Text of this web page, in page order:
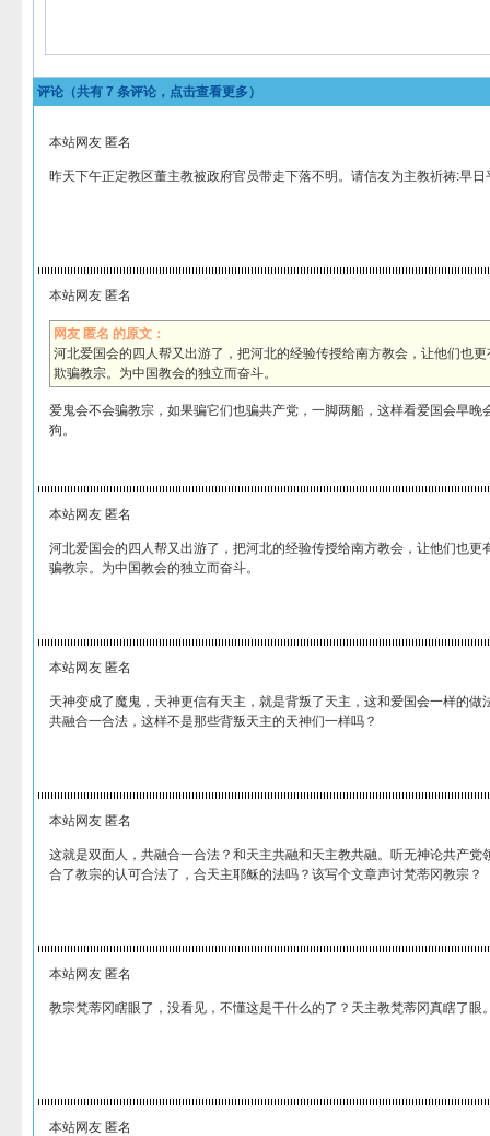
评论（共有 7 条评论，点击查看更多）
本站网友 匿名
昨天下午正定教区董主教被政府官员带走下落不明。请信友为主教祈祷:早日
本站网友 匿名
网友 匿名 的原文：
河北爱国会的四人帮又出游了，把河北的经验传授给南方教会，让他们也
欺骗教宗。为中国教会的独立而奋斗。
爱鬼会不会骗教宗，如果骗它们也骗共产党，一脚两船，这样看爱国会早晚
狗。
本站网友 匿名
河北爱国会的四人帮又出游了，把河北的经验传授给南方教会，让他们也更
骗教宗。为中国教会的独立而奋斗。
本站网友 匿名
天神变成了魔鬼，天神更信有天主，就是背叛了天主，这和爱国会一样的做
共融合一合法，这样不是那些背叛天主的天神们一样吗？
本站网友 匿名
这就是双面人，共融合一合法？和天主共融和天主教共融。听无神论共产党
合了教宗的认可合法了，合天主耶稣的法吗？该写个文章声讨梵蒂冈教宗？
本站网友 匿名
教宗梵蒂冈瞎眼了，没看见，不懂这是干什么的了？天主教梵蒂冈真瞎了眼
本站网友 匿名